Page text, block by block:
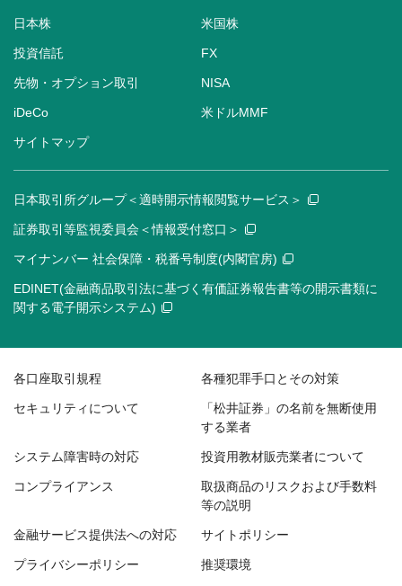
日本株 米国株
投資信託 FX
先物・オプション取引 NISA
iDeCo 米ドルMMF
サイトマップ
日本取引所グループ＜適時開示情報閲覧サービス＞
証券取引等監視委員会＜情報受付窓口＞
マイナンバー 社会保障・税番号制度(内閣官房)
EDINET(金融商品取引法に基づく有価証券報告書等の開示書類に
関する電子開示システム)
各口座取引規程 各種犯罪手口とその対策
セキュリティについて
「松井証券」の名前を無断使用
する業者
システム障害時の対応 投資用教材販売業者について
コンプライアンス
取扱商品のリスクおよび手数料
等の説明
金融サービス提供法への対応 サイトポリシー
プライバシーポリシー 推奨環境